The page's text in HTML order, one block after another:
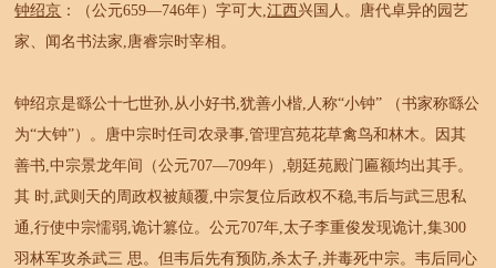
钟绍京 ：（公元659—746年）字可大,江西兴国人。唐代卓异的园艺
家、闻名书法家,唐睿宗时宰相。
钟绍京是繇公十七世孙,从小好书,犹善小楷,人称“小钟” （书家称繇公
为“大钟”）。唐中宗时任司农录事,管理宫苑花草禽鸟和林木。因其
善书,中宗景龙年间（公元707—709年）,朝廷苑殿门匾额均出其手。
其 时,武则天的周政权被颠覆,中宗复位后政权不稳,韦后与武三思私
通,行使中宗懦弱,诡计篡位。公元707年,太子李重俊发现诡计,集300
羽林军攻杀武三 思。但韦后先有预防,杀太子,并毒死中宗。韦后同心